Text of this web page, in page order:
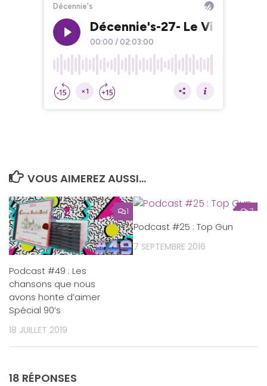
VOUS AIMEREZ AUSSI...
1
Podcast #49 : Les
chansons que nous
avons honte d’aimer
Spécial 90’s
18 JUILLET 2019
7
Podcast #25 : Top Gun
7 SEPTEMBRE 2016
18 RÉPONSES